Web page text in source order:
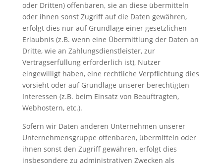
oder Dritten) offenbaren, sie an diese übermitteln
oder ihnen sonst Zugriff auf die Daten gewähren,
erfolgt dies nur auf Grundlage einer gesetzlichen
Erlaubnis (z.B. wenn eine Übermittlung der Daten an
Dritte, wie an Zahlungsdienstleister, zur
Vertragserfüllung erforderlich ist), Nutzer
eingewilligt haben, eine rechtliche Verpflichtung dies
vorsieht oder auf Grundlage unserer berechtigten
Interessen (z.B. beim Einsatz von Beauftragten,
Webhostern, etc.).
Sofern wir Daten anderen Unternehmen unserer
Unternehmensgruppe offenbaren, übermitteln oder
ihnen sonst den Zugriff gewähren, erfolgt dies
insbesondere zu administrativen Zwecken als